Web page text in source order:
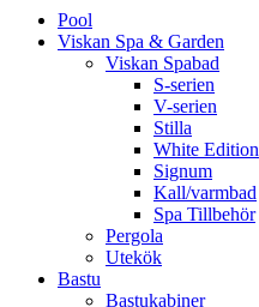
Pool
Viskan Spa & Garden
Viskan Spabad
S-serien
V-serien
Stilla
White Edition
Signum
Kall/varmbad
Spa Tillbehör
Pergola
Utekök
Bastu
Bastukabiner